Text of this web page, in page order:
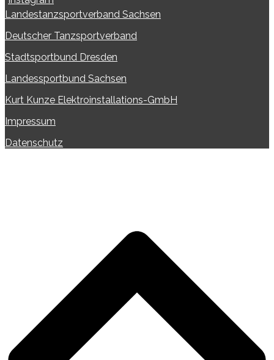
Landestanzsportverband Sachsen
Deutscher Tanzsportverband
Stadtsportbund Dresden
Landessportbund Sachsen
Kurt Kunze Elektroinstallations-GmbH
Impressum
Datenschutz